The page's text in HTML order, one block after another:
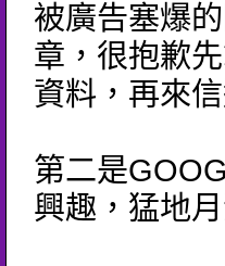
被廣告塞爆
章，很抱歉
資料，再來
第二是
興趣，猛地